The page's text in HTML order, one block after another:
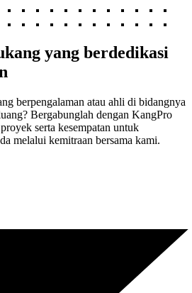
yang berdedikasi
berpengalaman atau ahli di bidangnya
Bergabunglah dengan KangPro
serta kesempatan untuk
melalui kemitraan bersama kami.